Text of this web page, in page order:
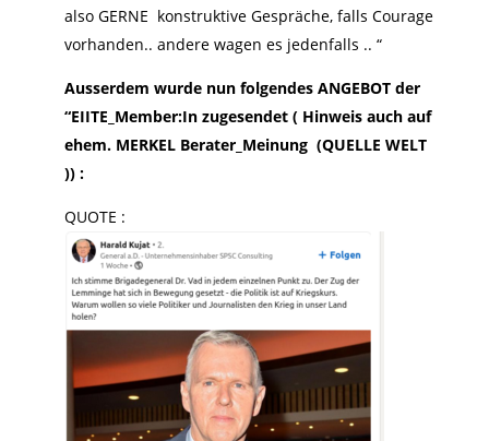
also GERNE konstruktive Gespräche, falls Courage
vorhanden.. andere wagen es jedenfalls .. “
Ausserdem wurde nun folgendes ANGEBOT der
“EIITE_Member:In zugesendet ( Hinweis auch auf
ehem. MERKEL Berater_Meinung (QUELLE WELT
)) :
QUOTE :